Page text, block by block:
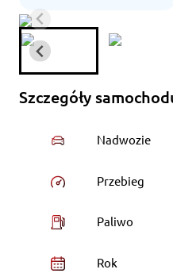
Szczegóły
Nadwozie
Przebieg
Paliwo
Rok